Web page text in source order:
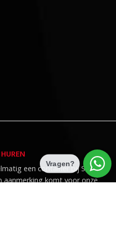
een container bij Sneek
aanmerking komt voor onze
Vragen?